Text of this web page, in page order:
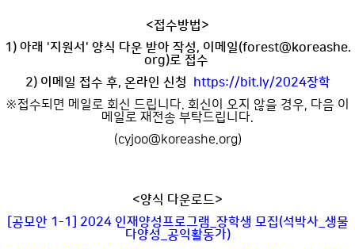
<접수방법>
1) 아래 '지원서' 양식 다운 받아 작성, 이메일(forest@koreashe.
org)로 접수
2) 이메일 접수 후, 온라인 신청 https://bit.ly/2024장학
※접수되면 메일로 회신 드립니다. 회신이 오지 않을 경우, 다음 이
메일로 재전송 부탁드립니다.
(cyjoo@koreashe.org)
<양식 다운로드>
[공모안 1-1] 2024 인재양성프로그램_장학생 모집(석박사_생물
다양성_공익활동가)